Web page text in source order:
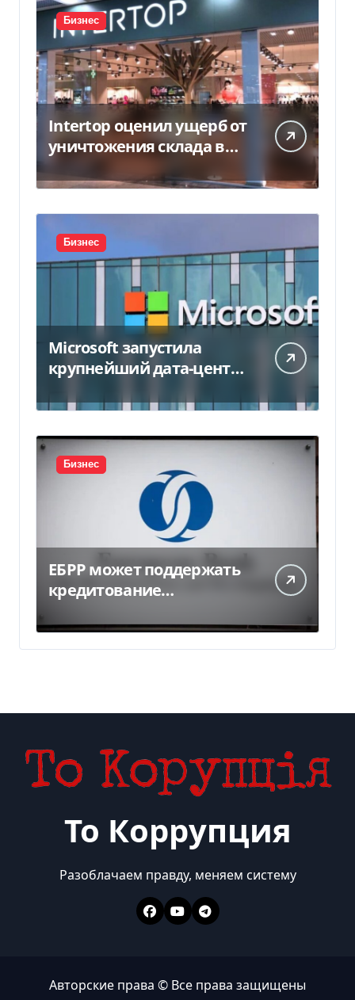
Бизнес
Intertop оценил ущерб от
уничтожения склада в
Бизнес
Microsoft запустила
крупнейший дата-центр
миллиарда
Бизнес
ЕБРР может поддержать
кредитование
300 млн евро — Delo.ua
То Коррупция
Разоблачаем правду, меняем систему
Авторские права © Все права защищены